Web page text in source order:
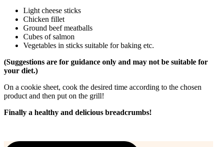
Light cheese sticks
Chicken fillet
Ground beef meatballs
Cubes of salmon
Vegetables in sticks suitable for baking etc.
(Suggestions are for guidance only and may not be suitable for
your diet.)
On a cookie sheet, cook the desired time according to the chosen
product and then put on the grill!
Finally a healthy and delicious breadcrumbs!